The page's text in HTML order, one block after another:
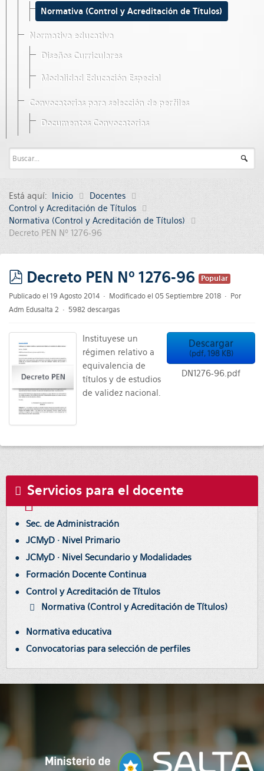
Normativa (Control y Acreditación de Títulos)
Normativa educativa
Diseños Curriculares
Modalidad Educación Especial
Convocatorias para selección de perfiles
Documentos Convocatorias
Está aquí: Inicio
Docentes
Control y Acreditación de Títulos
Normativa (Control y Acreditación de Títulos)
Decreto PEN Nº 1276-96
pdf
Decreto PEN Nº 1276-96 Popular
Publicado el 19 Agosto 2014 Modificado el 05 Septiembre 2018
Por
Adm Edusalta 2
5982 descargas
Descargar
(pdf, 198 KB)
DN1276-96.pdf
Instituyese un
régimen relativo a
equivalencia de
títulos y de estudios
de validez nacional.
Servicios para el docente
Sec. de Administración
JCMyD · Nivel Primario
JCMyD · Nivel Secundario y Modalidades
Formación Docente Continua
Control y Acreditación de Títulos
Normativa (Control y Acreditación de Títulos)
Normativa educativa
Convocatorias para selección de perfiles